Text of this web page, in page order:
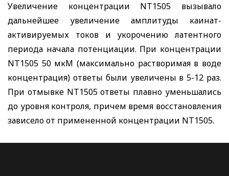
Увеличение концентрации NT1505 вызывало
дальнейшее увеличение амплитуды каинат-
активируемых токов и укорочению латентного
периода начала потенциации. При концентрации
NT1505 50 мкМ (максимально растворимая в воде
концентрация) ответы были увеличены в 5-12 раз.
При отмывке NT1505 ответы плавно уменьшались
до уровня контроля, причем время восстановления
зависело от примененной концентрации NT1505.